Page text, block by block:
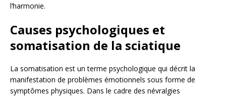
l’harmonie.
Causes psychologiques et
somatisation de la sciatique
La somatisation est un terme psychologique qui décrit la
manifestation de problèmes émotionnels sous forme de
symptômes physiques. Dans le cadre des névralgies